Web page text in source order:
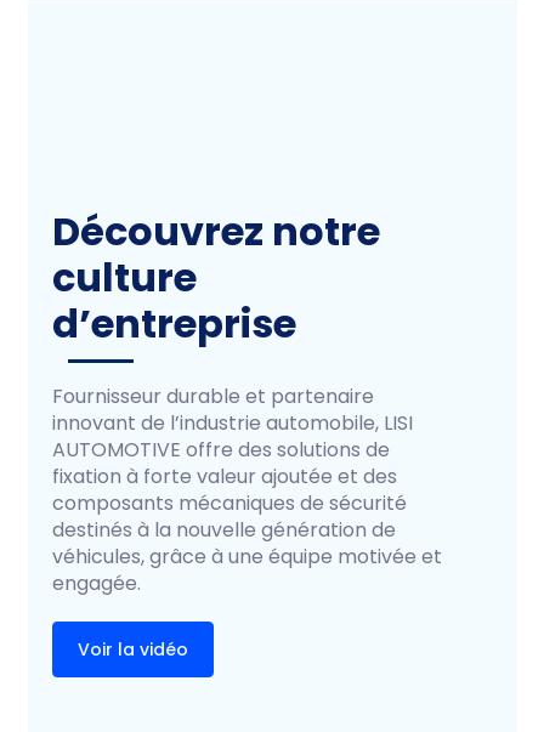
Découvrez notre
culture
d’entreprise
Fournisseur durable et partenaire
innovant de l’industrie automobile, LISI
AUTOMOTIVE offre des solutions de
fixation à forte valeur ajoutée et des
composants mécaniques de sécurité
destinés à la nouvelle génération de
véhicules, grâce à une équipe motivée et
engagée.
Voir la vidéo